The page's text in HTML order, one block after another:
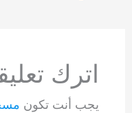
اترك
يجب أنت تكون